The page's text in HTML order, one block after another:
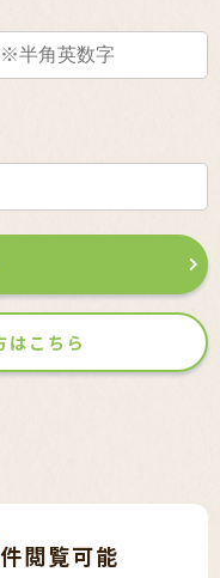
はこちら
件閲覧可能